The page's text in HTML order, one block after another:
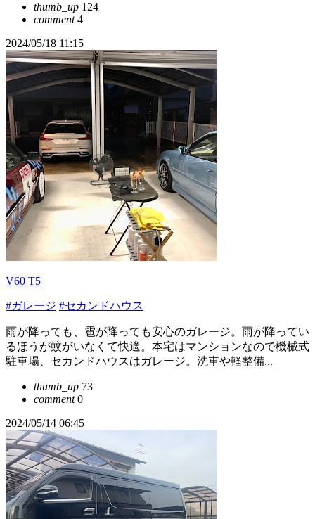
thumb_up 124
comment4
2024/05/18 11:15
V60 T5
#ガレージ #セカンドハウス
雨が降っても、雹が降っても安心のガレージ。雨が降ってい
るほうが蚊がいなくて快適。本宅はマンションなので機械式
駐車場、セカンドハウスはガレージ。洗車や軽整備...
thumb_up 73
comment0
2024/05/14 06:45